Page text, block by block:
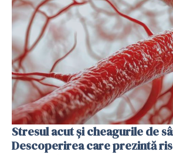
Stresul acut și cheagurile de
Descoperirea care prezintă